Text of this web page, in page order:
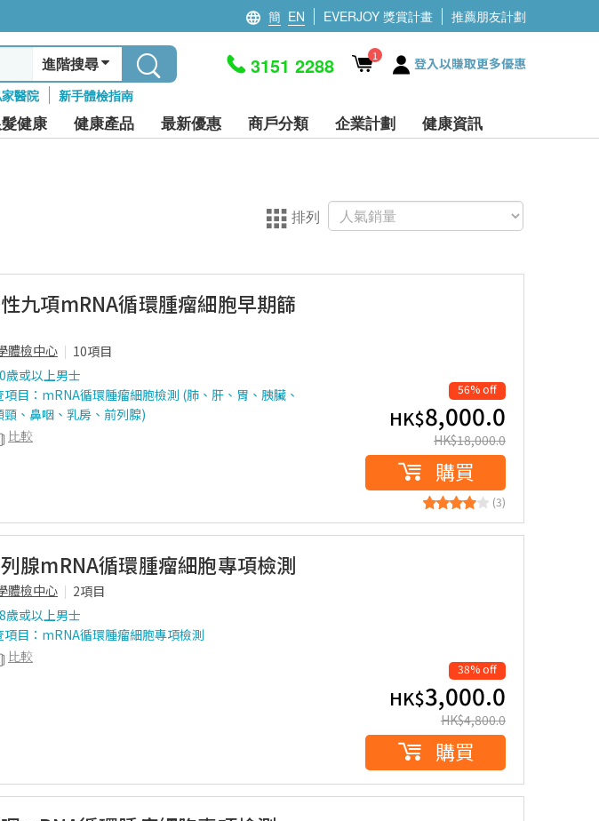
簡 EN EVERJOY 獎賞計畫 推薦朋友計劃
進階搜尋
醫院 新手體檢指南
3151 2288 1 登入以賺取更多優惠
健康 健康產品 最新優惠 商戶分類 企業計劃 健康資訊
排列
九項mRNA循環腫瘤細胞早期篩
體檢中心
10項目
歲或以上男士
項目：mRNA循環腫瘤細胞檢測 (肺、肝、胃、胰臟、
頸、鼻咽、乳房、前列腺)
比較
56% off
HK$8,000.0
HK$18,000.0
購買
(3)
腺mRNA循環腫瘤細胞專項檢測
體檢中心
2項目
歲或以上男士
項目：mRNA循環腫瘤細胞專項檢測
比較
38% off
HK$3,000.0
HK$4,800.0
購買